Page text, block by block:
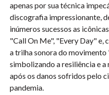
apenas por sua técnica
discografia impressionante,
inúmeros sucessos as
"Call On Me", "Every Day" e,
a trilha sonora do movimento
simbolizando a resiliência e
após os danos sofridos pelo
pandemia.